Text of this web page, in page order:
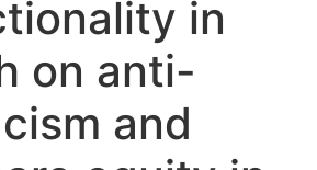
in
on anti-
and